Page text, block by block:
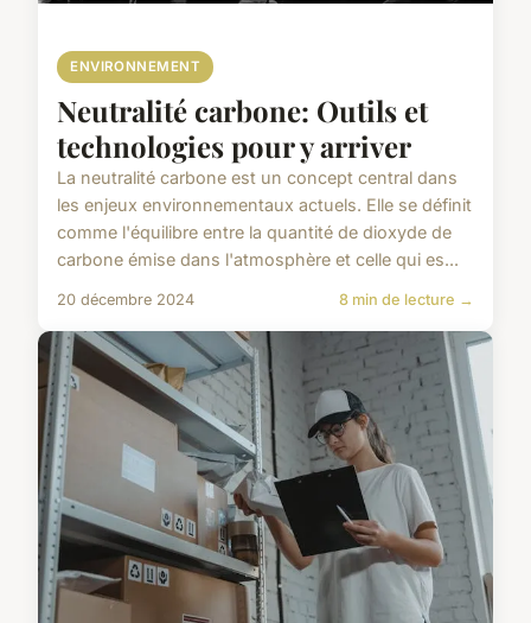
ENVIRONNEMENT
Neutralité carbone: Outils et
technologies pour y arriver
La neutralité carbone est un concept central dans
les enjeux environnementaux actuels. Elle se définit
comme l'équilibre entre la quantité de dioxyde de
carbone émise dans l'atmosphère et celle qui es...
20 décembre 2024 8 min de lecture →